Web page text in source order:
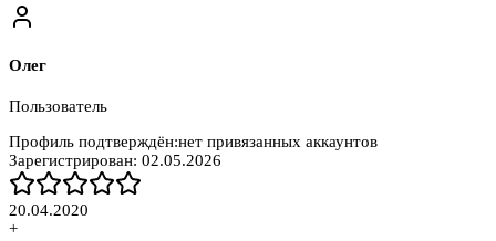
Олег
Пользователь
Профиль подтверждён:нет привязанных аккаунтов
Зарегистрирован: 02.05.2026
20.04.2020
+